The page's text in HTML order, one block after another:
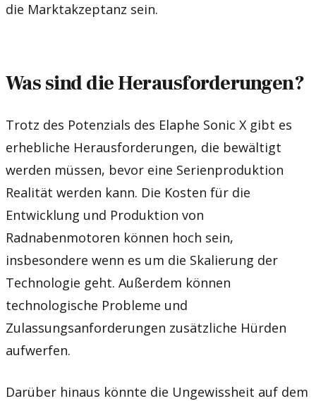
die Marktakzeptanz sein.
Was sind die Herausforderungen?
Trotz des Potenzials des Elaphe Sonic X gibt es
erhebliche Herausforderungen, die bewältigt
werden müssen, bevor eine Serienproduktion
Realität werden kann. Die Kosten für die
Entwicklung und Produktion von
Radnabenmotoren können hoch sein,
insbesondere wenn es um die Skalierung der
Technologie geht. Außerdem können
technologische Probleme und
Zulassungsanforderungen zusätzliche Hürden
aufwerfen.
Darüber hinaus könnte die Ungewissheit auf dem